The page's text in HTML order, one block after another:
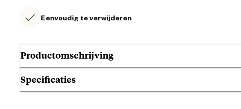
Eenvoudig te verwijderen
Productomschrijving
Specificaties